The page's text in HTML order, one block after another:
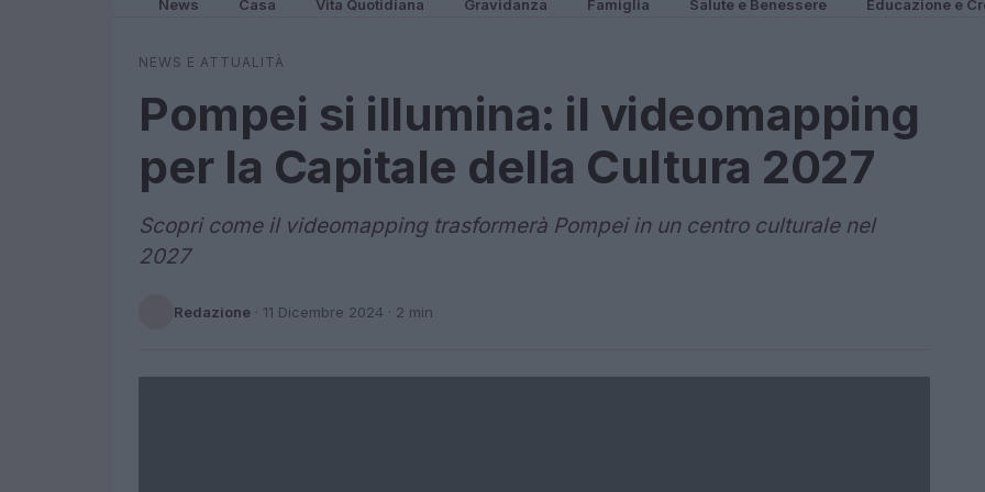
News Casa Vita Quotidiana Gravidanza Famiglia Salute e Benessere Educazione e
NEWS E ATTUALITÀ
Pompei si illumina: il videomapping
per la Capitale della Cultura 2027
Scopri come il videomapping trasformerà Pompei in un centro culturale nel
2027
Redazione · 11 Dicembre 2024 · 2 min